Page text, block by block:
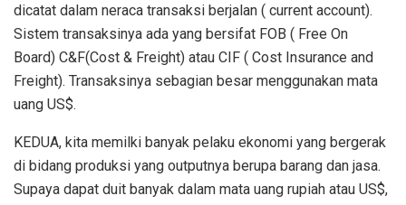
dicatat dalam neraca transaksi berjalan ( current account).
Sistem transaksinya ada yang bersifat FOB ( Free On
Board) C&F(Cost & Freight) atau CIF ( Cost Insurance and
Freight). Transaksinya sebagian besar menggunakan mata
uang US$.
KEDUA, kita memilki banyak pelaku ekonomi yang bergerak
di bidang produksi yang outputnya berupa barang dan jasa.
Supaya dapat duit banyak dalam mata uang rupiah atau US$,